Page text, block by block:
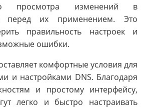
просмотра изменений в
перед их применением. Это
правильность настроек и
ошибки.
комфортные условия для
и настройками DNS. Благодаря
и простому интерфейсу,
легко и быстро настраивать